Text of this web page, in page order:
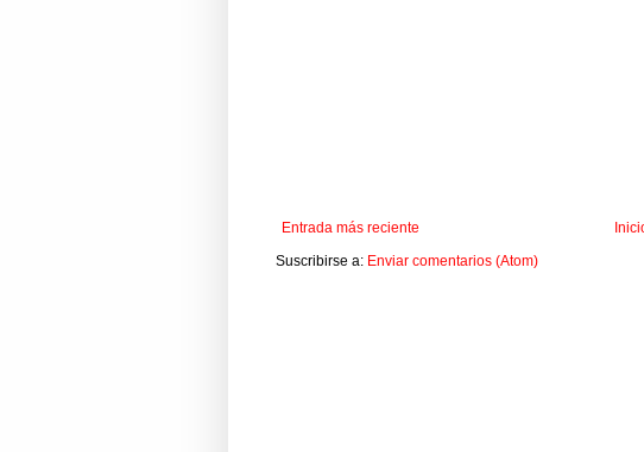
Entrada más reciente
Suscribirse a: Enviar comentarios (Atom)